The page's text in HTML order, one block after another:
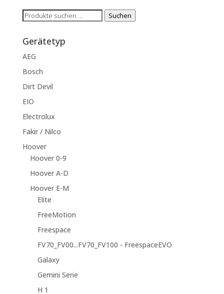
Suchen
Suchen
Gerätetyp
AEG
Bosch
Dirt Devil
EIO
Electrolux
Fakir / Nilco
Hoover
Hoover 0-9
Hoover A-D
Hoover E-M
Elite
FreeMotion
Freespace
FV70_FV00...FV70_FV100 - FreespaceEVO
Galaxy
Gemini Serie
H 1